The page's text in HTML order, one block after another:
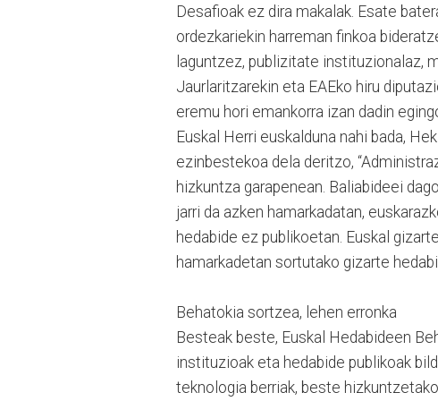
Desafioak ez dira makalak. Esate
ordezkariekin harreman finkoa
laguntzez, publizitate instituzionalaz,
Jaurlaritzarekin eta EAEko hiru
eremu hori emankorra izan dadin
Euskal Herri euskalduna nahi bada,
ezinbestekoa dela deritzo,
hizkuntza garapenean. Baliabideei
jarri da azken hamarkadatan,
hedabide ez publikoetan. Euskal
hamarkadetan sortutako gizarte
Behatokia sortzea, lehen erronka
Besteak beste, Euskal Hedabideen
instituzioak eta hedabide publikoak
teknologia berriak, beste